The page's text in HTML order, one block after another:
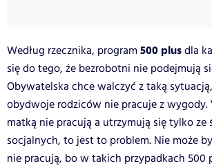
Według rzecznika, program 500 plusdla
się do tego, że bezrobotni nie podejmują
Obywatelska chce walczyć z taką
obydwoje rodziców nie pracuje z wygody.
matką nie pracują a utrzymują się tylko ze
socjalnych, to jest to problem. Nie może
nie pracują, bo w takich przypadkach 500